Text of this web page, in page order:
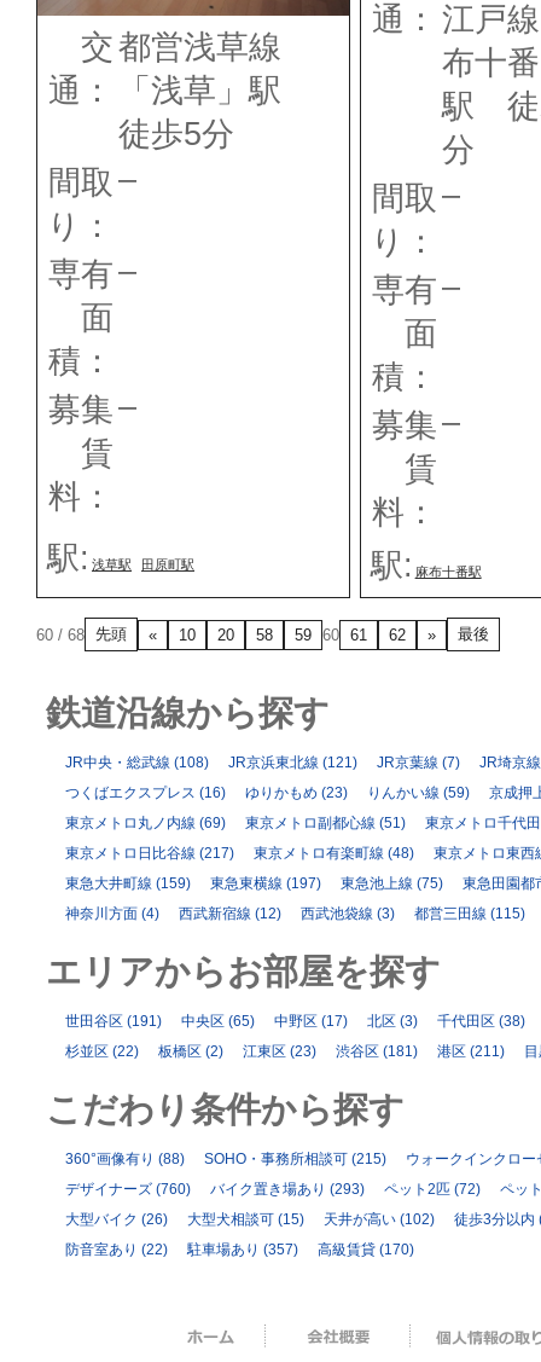
交
通：
都営浅草線
「浅草」駅
徒歩5分
間取
り：
–
専有
面
積：
–
募集
賃
料：
–
駅: 浅草駅 田原町駅
通： 江戸
布十
駅 徒
分
間取
り：
–
専有
面
積：
–
募集
賃
料：
–
駅: 麻布十番駅
60 / 68 先頭 « 10 20 58 59 60 61 62 » 最後
鉄道沿線から探す
JR中央・総武線 (108) JR京浜東北線 (121) JR京葉線 (7)
JR埼京線
つくばエクスプレス (16) ゆりかもめ (23) りんかい線 (59)
京成押
東京メトロ丸ノ内線 (69) 東京メトロ副都心線 (51)
東京メトロ千代
東京メトロ日比谷線 (217) 東京メトロ有楽町線 (48)
東京メトロ東西
東急大井町線 (159) 東急東横線 (197) 東急池上線 (75)
東急田園都
神奈川方面 (4) 西武新宿線 (12) 西武池袋線 (3) 都営三田線 (115)
エリアからお部屋を探す
世田谷区 (191) 中央区 (65) 中野区 (17) 北区 (3) 千代田区 (38)
杉並区 (22) 板橋区 (2) 江東区 (23) 渋谷区 (181) 港区 (211)
こだわり条件から探す
360°画像有り (88) SOHO・事務所相談可 (215)
ウォークインクロー
デザイナーズ (760) バイク置き場あり (293) ペット2匹 (72)
ペッ
大型バイク (26) 大型犬相談可 (15) 天井が高い (102) 徒歩3分以内
防音室あり (22) 駐車場あり (357) 高級賃貸 (170)